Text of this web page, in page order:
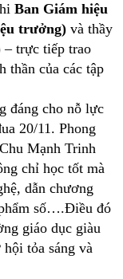
Ban Giám hiệu
trưởng) và thầy
– trực tiếp trao
thần của các tập
đáng cho nỗ lực
20/11. Phong
Mạnh Trinh
chỉ học tốt mà
dẫn chương
số….Điều đó
giáo dục giàu
tỏa sáng và